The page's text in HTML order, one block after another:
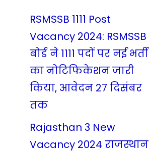
RSMSSB 1111 Post
Vacancy 2024: RSMSSB
बोर्ड ने 1111 पदों पर नई भर्ती
का नोटिफिकेशन जारी
किया, आवेदन 27 दिसंबर
तक
Rajasthan 3 New
Vacancy 2024 राजस्थान